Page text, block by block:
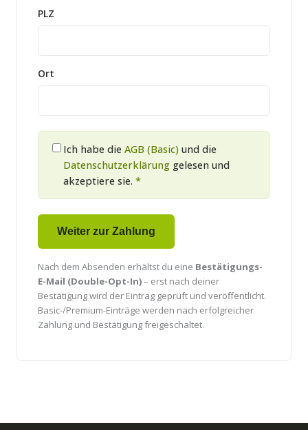
PLZ
Ort
Ich habe die AGB (Basic) und die
Datenschutzerklärung gelesen und
akzeptiere sie. *
Weiter zur Zahlung
Nach dem Absenden erhältst du eine Bestätigungs-
E-Mail (Double-Opt-In)– erst nach deiner
Bestätigung wird der Eintrag geprüft und veröffentlicht.
Basic-/Premium-Einträge werden nach erfolgreicher
Zahlung und Bestätigung freigeschaltet.